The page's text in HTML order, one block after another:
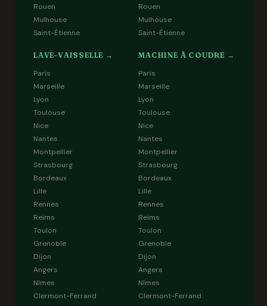
Rouen
Mulhouse
Saint-Étienne
Rouen
Mulhouse
Saint-Étienne
LAVE-VAISSELLE →
Paris
Marseille
Lyon
Toulouse
Nice
Nantes
Montpellier
Strasbourg
Bordeaux
Lille
Rennes
Reims
Toulon
Grenoble
Dijon
Angers
Nîmes
Clermont-Ferrand
MACHINE À COUDRE →
Paris
Marseille
Lyon
Toulouse
Nice
Nantes
Montpellier
Strasbourg
Bordeaux
Lille
Rennes
Reims
Toulon
Grenoble
Dijon
Angers
Nîmes
Clermont-Ferrand